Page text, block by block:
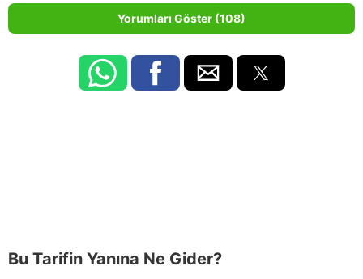
Yorumları Göster (108)
Bu Tarifin Yanına Ne Gider?